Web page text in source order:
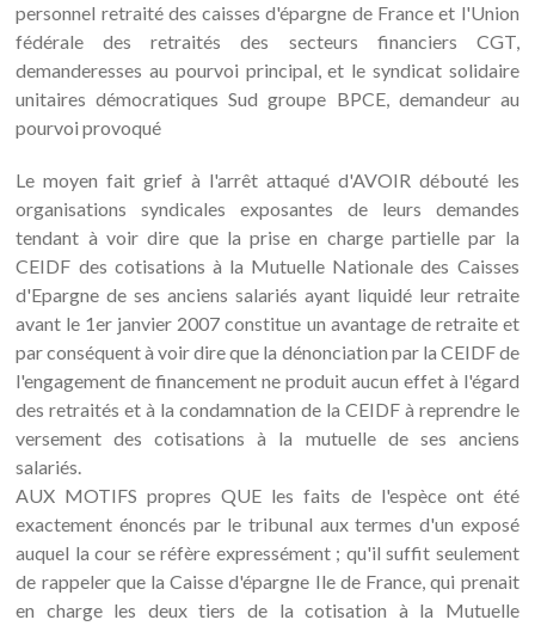
personnel retraité des caisses d'épargne de France et l'Union
fédérale des retraités des secteurs financiers CGT,
demanderesses au pourvoi principal, et le syndicat solidaire
unitaires démocratiques Sud groupe BPCE, demandeur au
pourvoi provoqué
Le moyen fait grief à l'arrêt attaqué d'AVOIR débouté les
organisations syndicales exposantes de leurs demandes
tendant à voir dire que la prise en charge partielle par la
CEIDF des cotisations à la Mutuelle Nationale des Caisses
d'Epargne de ses anciens salariés ayant liquidé leur retraite
avant le 1er janvier 2007 constitue un avantage de retraite et
par conséquent à voir dire que la dénonciation par la CEIDF de
l'engagement de financement ne produit aucun effet à l'égard
des retraités et à la condamnation de la CEIDF à reprendre le
versement des cotisations à la mutuelle de ses anciens
salariés.
AUX MOTIFS propres QUE les faits de l'espèce ont été
exactement énoncés par le tribunal aux termes d'un exposé
auquel la cour se réfère expressément ; qu'il suffit seulement
de rappeler que la Caisse d'épargne Ile de France, qui prenait
en charge les deux tiers de la cotisation à la Mutuelle